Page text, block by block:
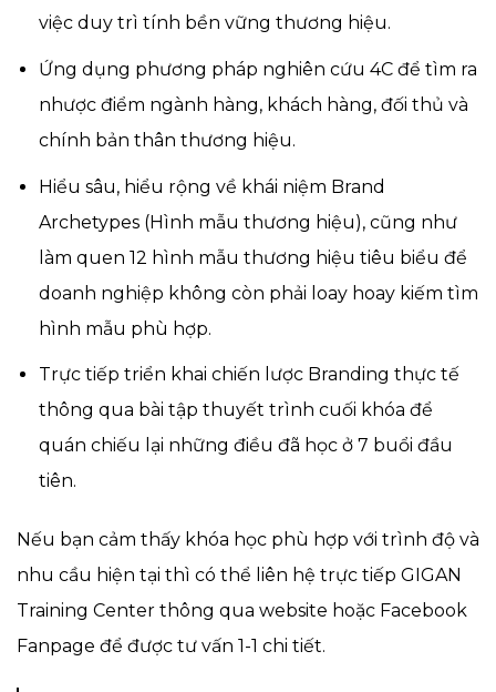
việc duy trì tính bền vững thương hiệu.
Ứng dụng phương pháp nghiên cứu 4C để tìm ra
nhược điểm ngành hàng, khách hàng, đối thủ và
chính bản thân thương hiệu.
Hiểu sâu, hiểu rộng về khái niệm Brand
Archetypes (Hình mẫu thương hiệu), cũng như
làm quen 12 hình mẫu thương hiệu tiêu biểu để
doanh nghiệp không còn phải loay hoay kiếm tìm
hình mẫu phù hợp.
Trực tiếp triển khai chiến lược Branding thực tế
thông qua bài tập thuyết trình cuối khóa để
quán chiếu lại những điều đã học ở 7 buổi đầu
tiên.
Nếu bạn cảm thấy khóa học phù hợp với trình độ và
nhu cầu hiện tại thì có thể liên hệ trực tiếp GIGAN
Training Center thông qua website hoặc Facebook
Fanpage để được tư vấn 1-1 chi tiết.